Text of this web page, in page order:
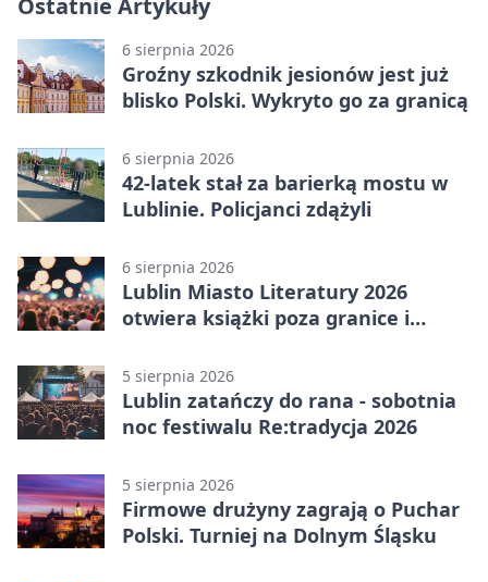
Ostatnie Artykuły
6 sierpnia 2026
Groźny szkodnik jesionów jest już
blisko Polski. Wykryto go za granicą
6 sierpnia 2026
42-latek stał za barierką mostu w
Lublinie. Policjanci zdążyli
6 sierpnia 2026
Lublin Miasto Literatury 2026
otwiera książki poza granice i
5 sierpnia 2026
Lublin zatańczy do rana - sobotnia
noc festiwalu Re:tradycja 2026
5 sierpnia 2026
Firmowe drużyny zagrają o Puchar
Polski. Turniej na Dolnym Śląsku